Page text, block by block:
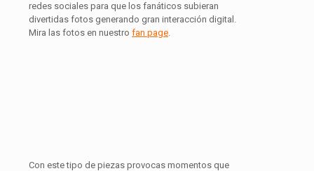
redes sociales para que los fanáticos subieran
divertidas fotos generando gran interacción digital.
Mira las fotos en nuestro fan page.
Con este tipo de piezas provocas momentos que